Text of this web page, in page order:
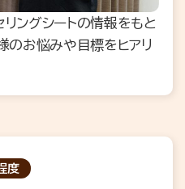
ングシートの情報をもと
のお悩みや目標をヒアリ
度